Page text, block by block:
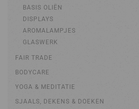
BASIS OLIËN
DISPLAYS
AROMALAMPJES
GLASWERK
FAIR TRADE
BODYCARE
YOGA & MEDITATIE
SJAALS, DEKENS & DOEKEN